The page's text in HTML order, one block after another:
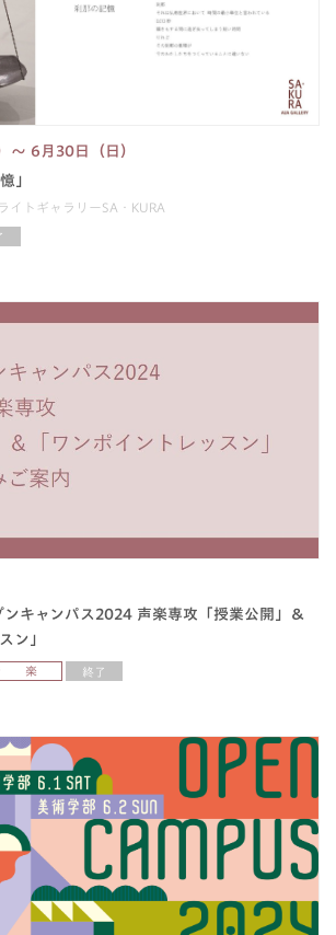
～ 6月30日（日）
」
イトギャラリーSA・KURA
キャンパス2024 声楽専攻「授業公開」＆
ン」
楽 終了